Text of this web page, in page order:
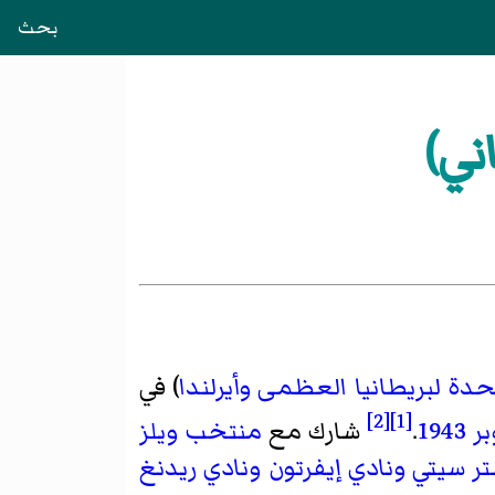
بحث
لبريطانيا العظمى وأيرلندا) في
1943
.
[1]
[2] شارك مع منتخب ويلز
سيتي ونادي إيفرتون ونادي ريدنغ